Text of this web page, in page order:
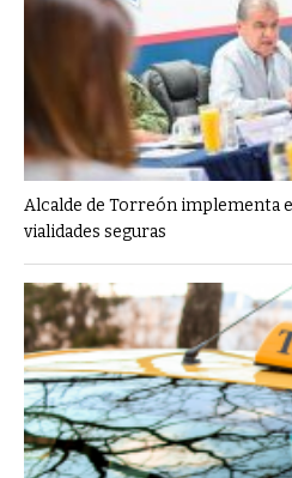
Alcalde de Torreón implementa
vialidades seguras